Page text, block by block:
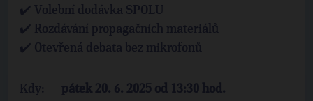
✔️ Volební dodávka SPOLU
✔️ Rozdávání propagačních materiálů
✔️ Otevřená debata bez mikrofonů
Kdy: pátek 20. 6. 2025 od 13:30 hod.